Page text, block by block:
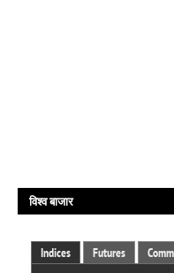
विश्व बाजार